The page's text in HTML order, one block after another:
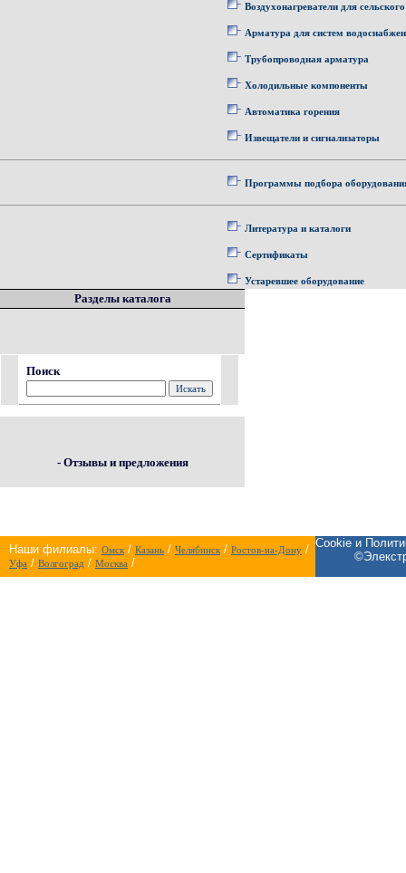
Воздухонагреватели для
Арматура для систем
Трубопроводная арматура
Холодильные компоненты
Автоматика горения
Извещатели и сигнализаторы
Программы подбора
Литература и каталоги
Сертификаты
Устаревшее оборудование
Разделы каталога
Поиск
- Отзывы и предложения
Наши филиалы: Омск/ Казань / Челябинск/ Ростов-на-Дону /
Уфа / Волгоград / Москва /
Cookie и